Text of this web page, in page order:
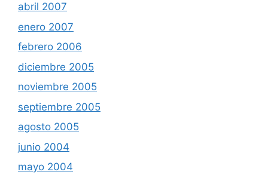
abril 2007
enero 2007
febrero 2006
diciembre 2005
noviembre 2005
septiembre 2005
agosto 2005
junio 2004
mayo 2004